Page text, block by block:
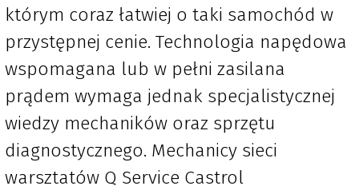
którym coraz łatwiej o taki samochód w
przystępnej cenie. Technologia napędowa
wspomagana lub w pełni zasilana
prądem wymaga jednak specjalistycznej
wiedzy mechaników oraz sprzętu
diagnostycznego. Mechanicy sieci
warsztatów Q Service Castrol